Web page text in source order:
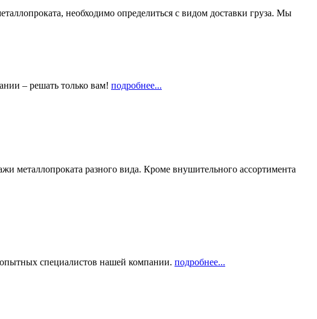
необходимо определиться с видом доставки груза. Мы
– решать только вам! подробнее...
металлопроката разного вида. Кроме внушительного ассортимента
опытных специалистов нашей компании. подробнее...